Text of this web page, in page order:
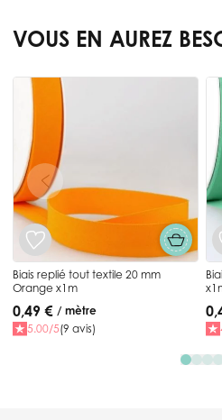
VOUS EN AUREZ
Press to skip carousel
Biais replié tout textile 20 mm
Orange x1m
0,49 € / mètre
5.00/5(9 avis)